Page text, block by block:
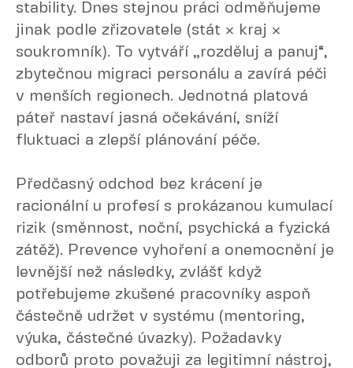
stability. Dnes stejnou práci odměňujeme
jinak podle zřizovatele (stát × kraj ×
soukromník). To vytváří „rozděluj a panuj“,
zbytečnou migraci personálu a zavírá péči
v menších regionech. Jednotná platová
páteř nastaví jasná očekávání, sníží
fluktuaci a zlepší plánování péče.
Předčasný odchod bez krácení je
racionální u profesí s prokázanou kumulací
rizik (směnnost, noční, psychická a fyzická
zátěž). Prevence vyhoření a onemocnění je
levnější než následky, zvlášť když
potřebujeme zkušené pracovníky aspoň
částečně udržet v systému (mentoring,
výuka, částečné úvazky). Požadavky
odborů proto považuji za legitimní nástroj,